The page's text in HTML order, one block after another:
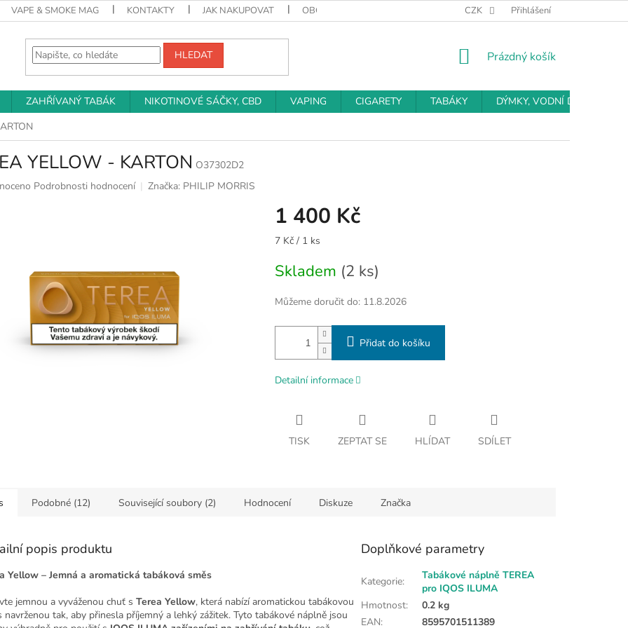
VAPE & SMOKE MAG KONTAKTY JAK NAKUPOVAT OBCHODNÍ PODMÍNKY PODMÍNKY OCHRANY OSOBNÍCH ÚDAJŮ
CZK Přihlášení
HLEDAT
NÁKUPNÍ
Prázdný košík
ZAHŘÍVANÝ TABÁK NIKOTINOVÉ SÁČKY, CBD VAPING CIGARETY TABÁKY
DÝMKY, VODNÍ DÝMKY
YELLOW - KARTON O37302D2
Podrobnosti hodnocení Značka: PHILIP MORRIS
1 400 Kč
Měrná
7 Kč / 1 ks
Skladem (2 ks)
Můžeme doručit do: 11.8.2026
Přidat do košíku
Detailní informace
TISK ZEPTAT SE HLÍDAT SDÍLET
Podobné (12) Související soubory (2) Hodnocení Diskuze Značka
popis produktu
Yellow – Jemná a aromatická tabáková směs
jemnou a vyváženou chuť s Terea Yellow, která nabízí aromatickou tabákovou
navrženou tak, aby přinesla příjemný a lehký zážitek. Tyto tabákové náplně jsou
Doplňkové parametry
Kategorie:
Tabákové náplně TEREA
pro IQOS ILUMA
Hmotnost:
0.2 kg
EAN:
8595701511389